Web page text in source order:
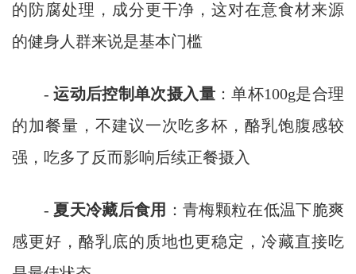
的防腐处理，成分更干净，这对在意食材来源
的健身人群来说是基本门槛
-运动后控制单次摄入量：单杯100g是合理
的加餐量，不建议一次吃多杯，酪乳饱腹感较
强，吃多了反而影响后续正餐摄入
- 夏天冷藏后食用 ：青梅颗粒在低温下脆爽
感更好，酪乳底的质地也更稳定，冷藏直接吃